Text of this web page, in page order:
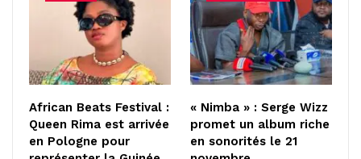
African Beats Festival :
Queen Rima est arrivée
en Pologne pour
« Nimba » : Serge Wizz
promet un album riche
en sonorités le 21